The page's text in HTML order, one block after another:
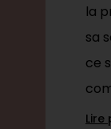
la
sa
ce
Lire